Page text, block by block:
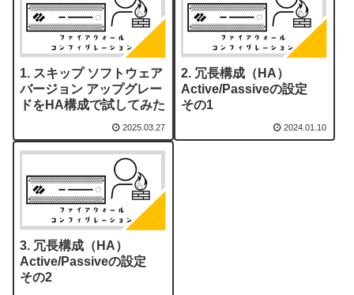
スキップ ソフトウェア
バージョン アップグレー
ドをHA構成で試してみた
2025.03.27
冗長構成（HA）
Active/Passiveの設定
その1
2024.01.10
冗長構成（HA）
Active/Passiveの設定
その2